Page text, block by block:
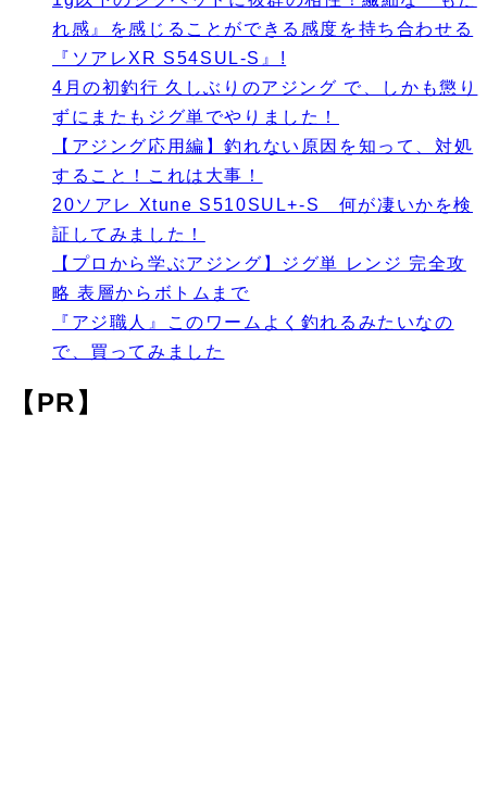
れ感』を感じることができる感度を持ち合わせる
『ソアレXR S54SUL-S』!
4月の初釣行 久しぶりのアジング で、しかも懲り
ずにまたもジグ単でやりました！
【アジング応用編】釣れない原因を知って、対処
すること！これは大事！
20ソアレ Xtune S510SUL+-S 何が凄いかを検
証してみました！
【プロから学ぶアジング】ジグ単 レンジ 完全攻
略 表層からボトムまで
『アジ職人』このワームよく釣れるみたいなの
で、買ってみました
【PR】